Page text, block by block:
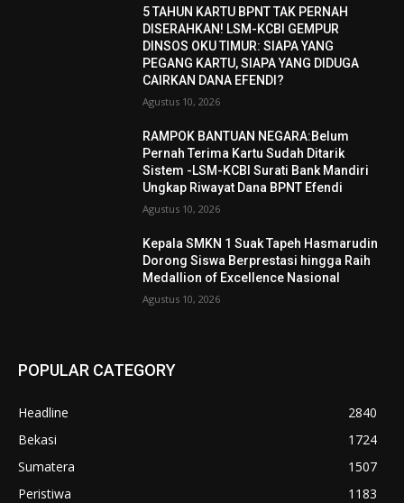
5 TAHUN KARTU BPNT TAK PERNAH
DISERAHKAN! LSM-KCBI GEMPUR
DINSOS OKU TIMUR: SIAPA YANG
PEGANG KARTU, SIAPA YANG DIDUGA
CAIRKAN DANA EFENDI?
Agustus 10, 2026
RAMPOK BANTUAN NEGARA:Belum
Pernah Terima Kartu Sudah Ditarik
Sistem -LSM-KCBI Surati Bank Mandiri
Ungkap Riwayat Dana BPNT Efendi
Agustus 10, 2026
Kepala SMKN 1 Suak Tapeh Hasmarudin
Dorong Siswa Berprestasi hingga Raih
Medallion of Excellence Nasional
Agustus 10, 2026
POPULAR CATEGORY
Headline
2840
Bekasi
1724
Sumatera
1507
Peristiwa
1183